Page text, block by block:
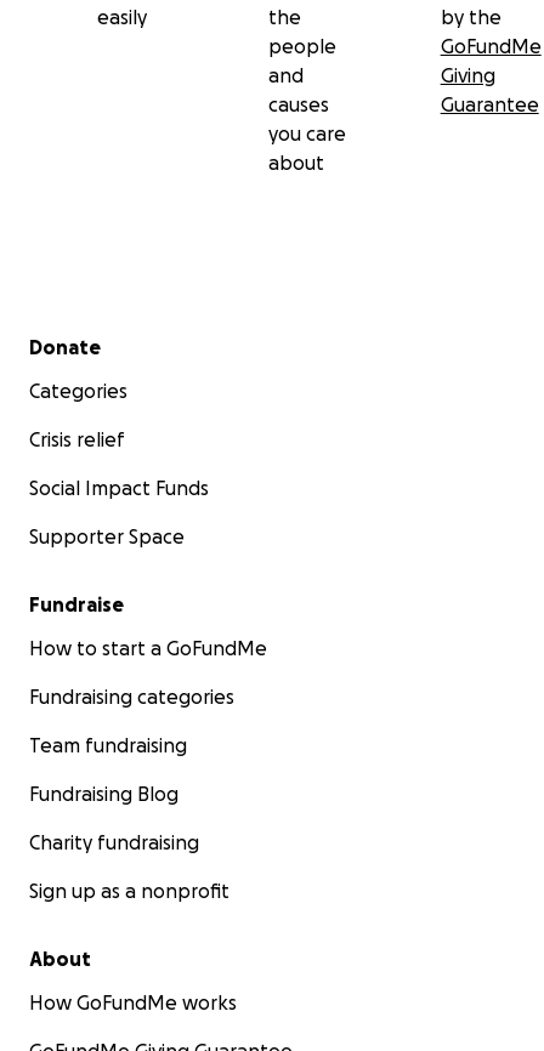
easily
the
people
and
causes
you care
about
by the
GoFundMe
Giving
Guarantee
Secondary menu
Donate
Categories
Crisis relief
Social Impact Funds
Supporter Space
Fundraise
How to start a GoFundMe
Fundraising categories
Team fundraising
Fundraising Blog
Charity fundraising
Sign up as a nonprofit
About
How GoFundMe works